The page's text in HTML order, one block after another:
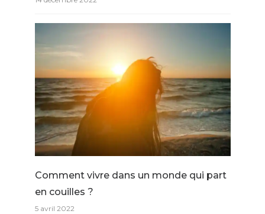
Comment vivre dans un monde qui part
en couilles ?
5 avril 2022